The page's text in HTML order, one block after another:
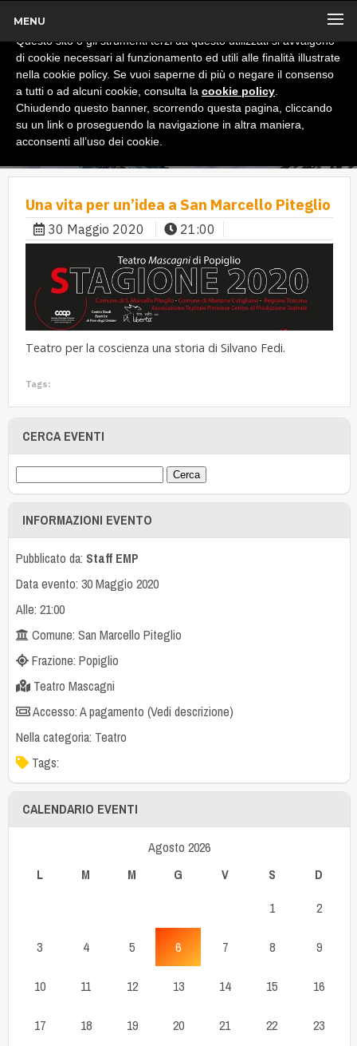
MENU
Una vita per un’idea a San Marcello Piteglio
30 Maggio 2020 21:00
Teatro per la coscienza una storia di Silvano Fedi.
Tags:
CERCA EVENTI
INFORMAZIONI EVENTO
Pubblicato da: Staff EMP
Data evento: 30 Maggio 2020
Alle: 21:00
Comune: San Marcello Piteglio
Frazione: Popiglio
Teatro Mascagni
Accesso: A pagamento (Vedi descrizione)
Nella categoria: Teatro
Tags:
CALENDARIO EVENTI
Agosto 2026
L
M M G V S D
1 2
3 4 5 6 7 8 9
10 11 12 13 14 15 16
17 18 19 20 21 22 23
x
Informativa
Questo sito o gli strumenti terzi da questo utilizzati si avvalgono
di cookie necessari al funzionamento ed utili alle finalità illustrate
nella cookie policy. Se vuoi saperne di più o negare il consenso
a tutti o ad alcuni cookie, consulta la cookie policy
Chiudendo questo banner, scorrendo questa pagina, cliccando
su un link o proseguendo la navigazione in altra maniera,
acconsenti all’uso dei cookie.